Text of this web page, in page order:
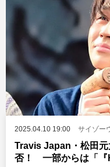
2025.04.10 19:00 サイゾー
Travis Japan・松田
否！ 一部からは「『